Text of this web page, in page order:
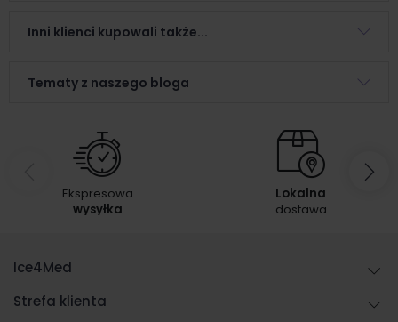
Inni klienci kupowali także...
Tematy z naszego bloga
Ekspresowa
wysyłka
Lokalna
dostawa
Ice4Med
Strefa klienta